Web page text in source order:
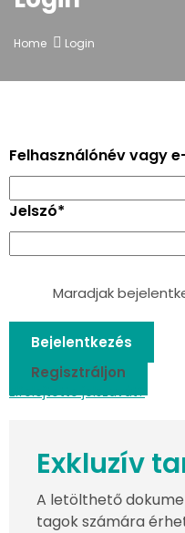
Home Login
Felhasználónév vagy
Jelszó*
Maradjak
Regisztráljon
Elfelejtette jelszavát?
Exkluzív
A letölthető
tagok számára